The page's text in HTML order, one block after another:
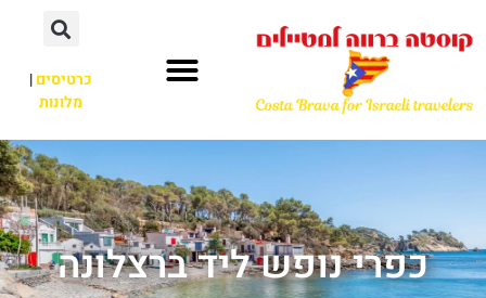
כרטיסים|
מלונות
כפרי נופש ליד ברצלונה